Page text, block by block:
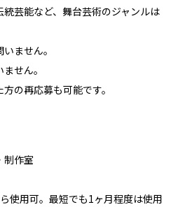
統芸能など、舞台芸術のジャンルは
ません。
せん。
の再応募も可能です。
制作室
使用可。最短でも1ヶ月程度は使用